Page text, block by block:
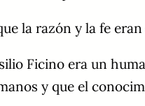
la razón y la fe
Ficino era un
y que el